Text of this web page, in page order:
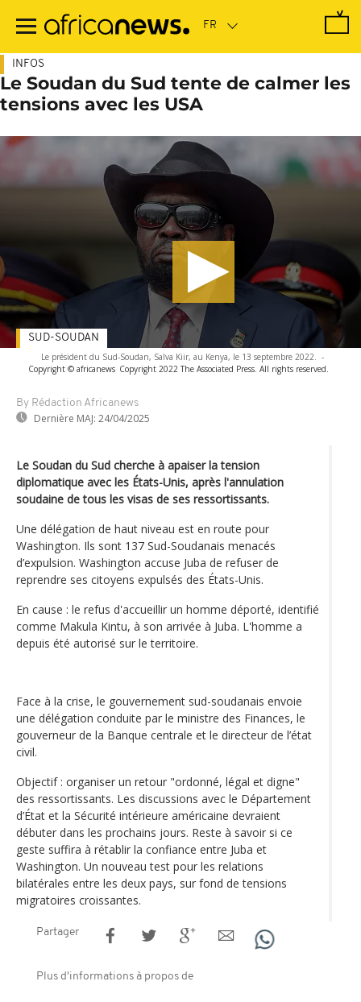
contenu
INFOS
Le Soudan du Sud tente de calmer les
tensions avec les USA
Le président du Sud-Soudan, Salva Kiir, au Kenya, le 13 septembre 2022. -
Copyright © africanews Copyright 2022 The Associated Press. All rights reserved.
By Rédaction Africanews
Dernière MAJ: 24/04/2025
SUD-SOUDAN
Le Soudan du Sud cherche à apaiser la tension
diplomatique avec les États-Unis, après l'annulation
soudaine de tous les visas de ses ressortissants.
Une délégation de haut niveau est en route pour
Washington. Ils sont 137 Sud-Soudanais menacés
d’expulsion. Washington accuse Juba de refuser de
reprendre ses citoyens expulsés des États-Unis.
En cause : le refus d'accueillir un homme déporté, identifié
comme Makula Kintu, à son arrivée à Juba. L'homme a
depuis été autorisé sur le territoire.
Face à la crise, le gouvernement sud-soudanais envoie
une délégation conduite par le ministre des Finances, le
gouverneur de la Banque centrale et le directeur de l’état
civil.
Objectif : organiser un retour "ordonné, légal et digne"
des ressortissants. Les discussions avec le Département
d’État et la Sécurité intérieure américaine devraient
débuter dans les prochains jours. Reste à savoir si ce
geste suffira à rétablir la confiance entre Juba et
Washington. Un nouveau test pour les relations
bilatérales entre les deux pays, sur fond de tensions
migratoires croissantes.
Partager
Plus d'informations à propos de